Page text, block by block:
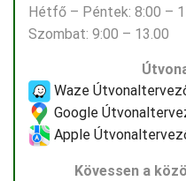
Hétfő – Péntek: 8:00 –
Szombat: 9:00 – 13.00
Waze
Google
Apple
Kövessen a